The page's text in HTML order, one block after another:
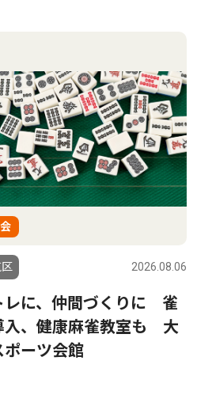
2026.08.06
レに、仲間づくりに 雀
入、健康麻雀教室も 大
ポーツ会館